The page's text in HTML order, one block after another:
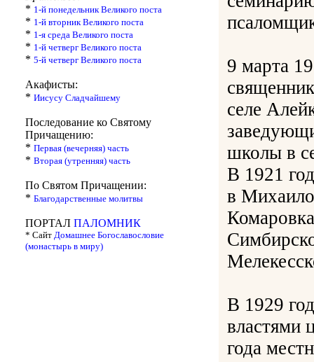
* 1-й понедельник Великого поста
* 1-й вторник Великого поста
* 1-я среда Великого поста
* 1-й четверг Великого поста
* 5-й четверг Великого поста
Акафисты:
* Иисусу Сладчайшему
Последование ко Святому
Причащению:
* Первая (вечерняя) часть
* Вторая (утренняя) часть
По Святом Причащении:
* Благодарственные молитвы
ПОРТАЛ ПАЛОМНИК
* Сайт Домашнее Богославословие
(монастырь в миру)
9 марта
селе
школы в
В 1921
в
В 1929
властями
года